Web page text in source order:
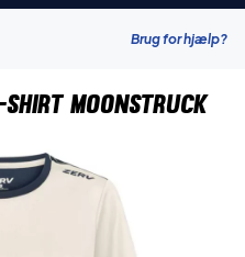
Brug for hjælp?
shirt Moonstruck